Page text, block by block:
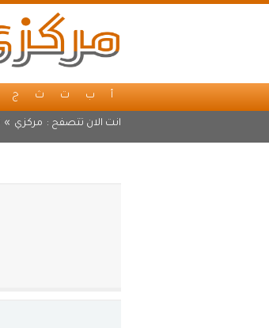
أ ب ت ث ج
انت الان تتصفح : مركزي »